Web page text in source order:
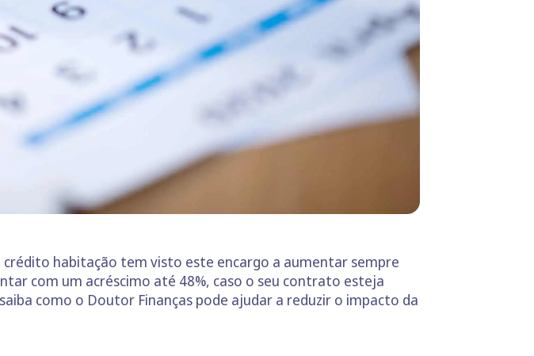
crédito habitação tem visto este encargo a aumentar sempre
com um acréscimo até 48%, caso o seu contrato esteja
como o Doutor Finanças pode ajudar a reduzir o impacto da